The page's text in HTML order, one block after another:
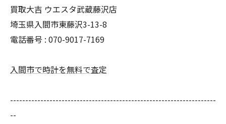
買取大吉 ウエスタ武蔵藤沢店
埼玉県入間市東藤沢3-13-8
電話番号 : 070-9017-7169
入間市で時計を無料で査定
--------------------------------------------------------------------
--